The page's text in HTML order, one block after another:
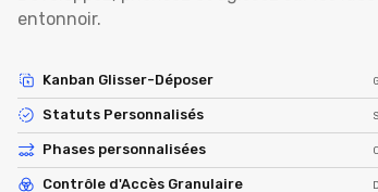
entonnoir.
Kanban Glisser-Déposer
Statuts Personnalisés
Phases personnalisées
Contrôle d'Accès Granulaire